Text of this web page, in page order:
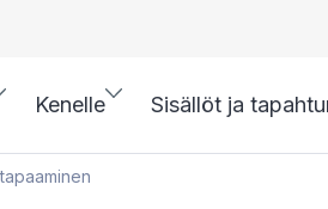
Kenelle Sisällöt ja